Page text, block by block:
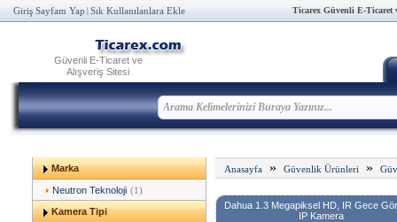
Giriş Sayfam Yap Sık Kullanılanlara Ekle Ticarex Güvenli E-Ticaret
Güvenli E-Ticaret ve
Alışveriş Sitesi
Marka
Neutron Teknoloji (1)
Kamera Tipi
Anasayfa » Güvenlik Ürünleri »
Dahua 1.3 Megapiksel HD, IR Gece
IP Kamera